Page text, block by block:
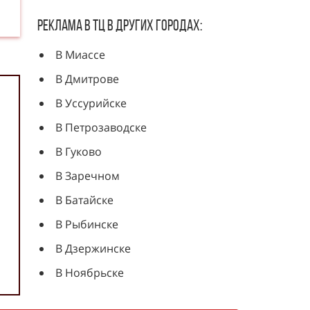
Реклама в ТЦ в других городах:
В Миассе
В Дмитрове
В Уссурийске
В Петрозаводске
В Гуково
В Заречном
В Батайске
В Рыбинске
В Дзержинске
В Ноябрьске